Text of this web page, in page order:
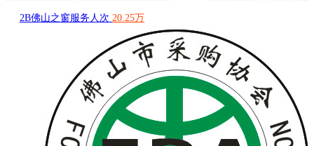
2B佛山之窗服务人次 20.25万